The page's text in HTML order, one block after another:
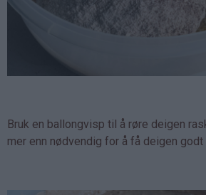
Bruk en ballongvisp til å røre deigen
mer enn nødvendig for å få deigen